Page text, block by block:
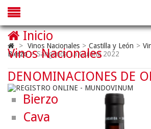
> Vinos Nacionales > Castilla y León >
Bierzo > Sangarida La Guiana 2022
Inicio
Vinos Nacionales
DENOMINACIONES DE
Bierzo
Cava